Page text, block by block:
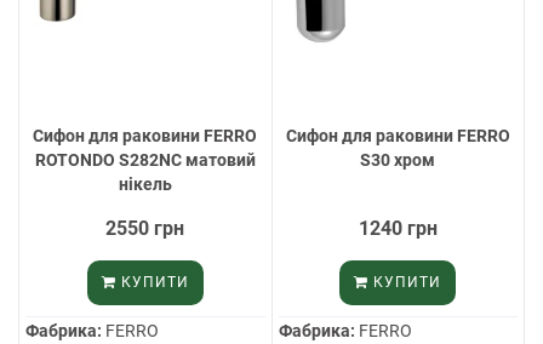
Cифон для раковини FERRO
ROTONDO S282NC матовий
нікель
2550 грн
КУПИТИ
Фабрика: FERRO
Cифон для раковини FERRO
S30 хром
1240 грн
КУПИТИ
Фабрика: FERRO